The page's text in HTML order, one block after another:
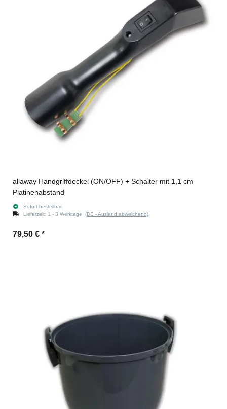
allaway Handgriffdeckel (ON/OFF) + Schalter mit 1,1 cm
Platinenabstand
Sofort bestellbar
Lieferzeit: 1 - 3 Werktage (DE - Ausland abweichend)
79,50 € *